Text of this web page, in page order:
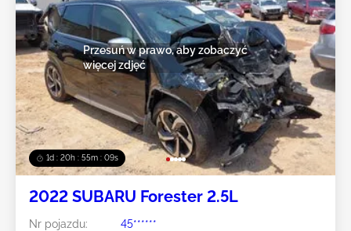
1d : 20h : 55m : 07s
Przesuń w prawo, aby zobaczyć
więcej zdjęć
2022 SUBARU Forester 2.5L
Nr pojazdu:
45******